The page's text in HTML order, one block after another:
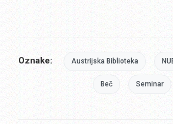
Oznake: Austrijska Biblioteka
Beč Seminar